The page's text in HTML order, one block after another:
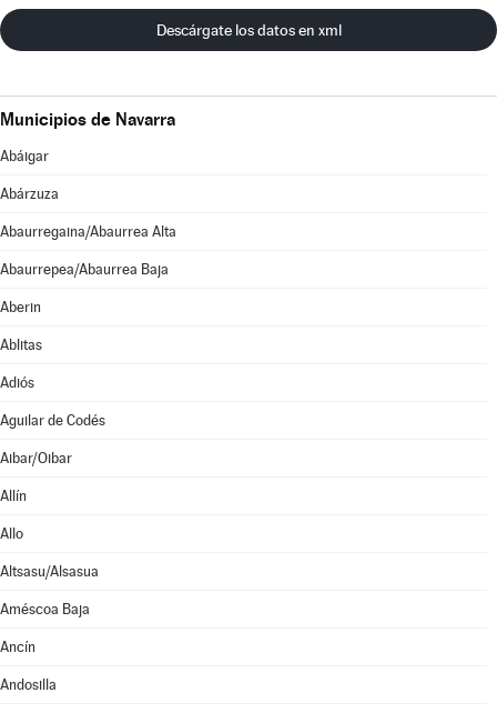
Descárgate los datos en xml
Municipios de Navarra
Abáigar
Abárzuza
Abaurregaina/Abaurrea Alta
Abaurrepea/Abaurrea Baja
Aberin
Ablitas
Adiós
Aguilar de Codés
Aibar/Oibar
Allín
Allo
Altsasu/Alsasua
Améscoa Baja
Ancín
Andosilla